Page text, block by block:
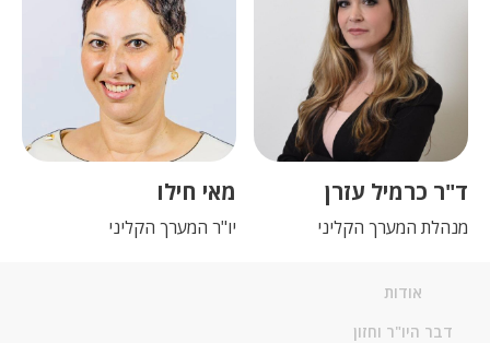
ד"ר כרמיל עזרן
מנהלת המערך הקליני
מאי חילו
יו"ר המערך הקליני
אודות
דבר היו"ר וחזון